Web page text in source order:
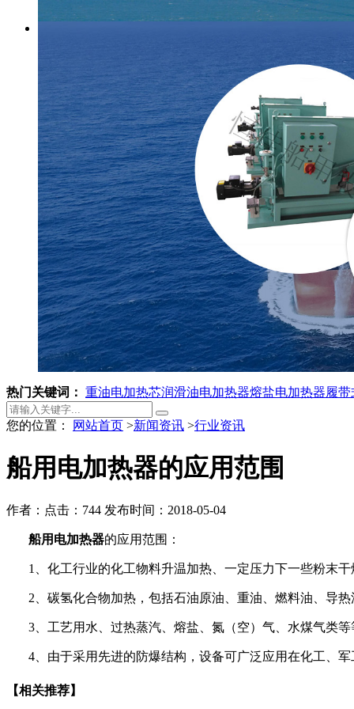
热门关键词： 重油电加热芯润滑油电加热器熔盐电加热器履
您的位置： 网站首页 >新闻资讯 >行业资讯
船用电加热器的应用范围
作者： 点击：744 发布时间：2018-05-04
船用电加热器的应用范围：
1 、化工行业的化工物料升温加热、一定压力下一些粉末
2 、碳氢化合物加热，包括石油原油、重油、燃料油、导
3 、工艺用水、过热蒸汽、熔盐、氮（空）气、水煤气类
4 、由于采用先进的防爆结构，设备可广泛应用在化工、
【相关推荐】